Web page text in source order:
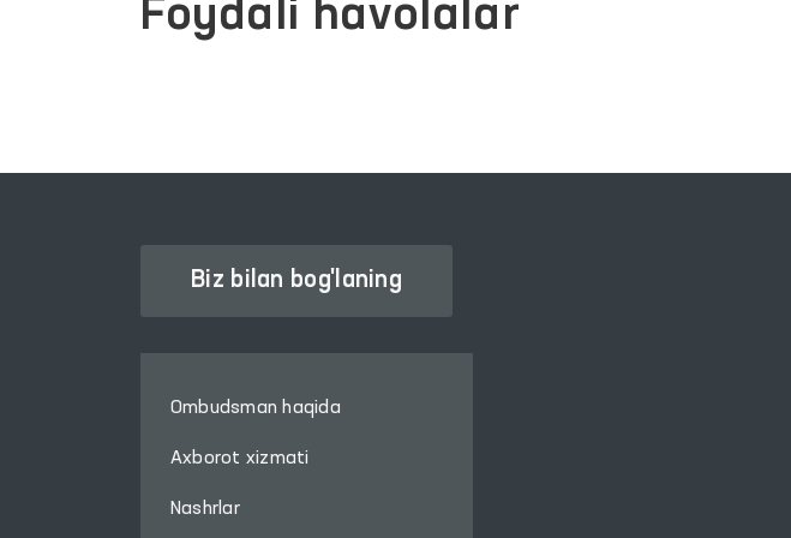
Foydali havolalar
Biz bilan bog'laning
Ombudsman haqida
Axborot xizmati
Nashrlar